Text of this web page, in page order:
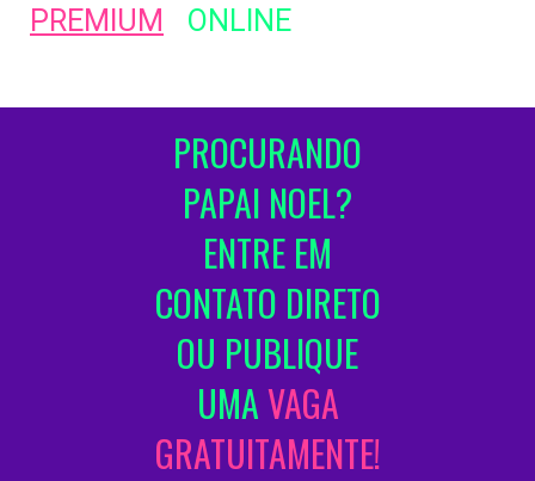
PREMIUM ONLINE
PROCURANDO
PAPAI NOEL?
ENTRE EM
CONTATO DIRETO
OU PUBLIQUE
UMAVAGA
GRATUITAMENTE!